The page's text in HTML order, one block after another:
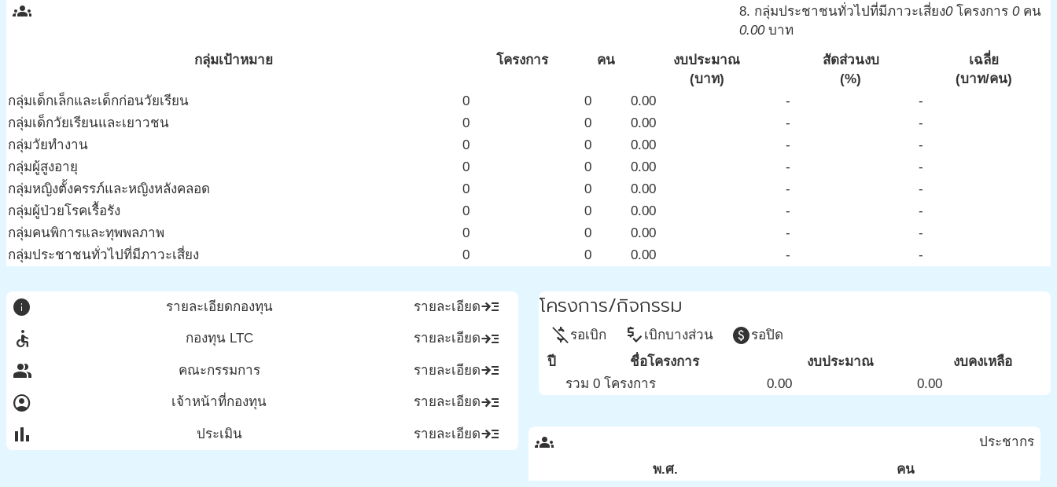
groups 8. กลุ่มประชาชนทั่วไปที่มีภาวะเสี่ยง0โครงการ 0คน
0.00บาท
กลุ่มเป้าหมาย
โครงการ คน
งบประมาณ
(บาท)
สัดส่วนงบ
(%)
เฉลี่ย
(บาท/คน)
กลุ่มเด็กเล็กและเด็กก่อนวัยเรียน
0 0 0.00 -
-
กลุ่มเด็กวัยเรียนและเยาวชน
0 0 0.00 -
-
กลุ่มวัยทำงาน
0 0 0.00 -
-
กลุ่มผู้สูงอายุ
0 0 0.00 -
-
กลุ่มหญิงตั้งครรภ์และหญิงหลังคลอด
0 0 0.00 -
-
กลุ่มผู้ป่วยโรคเรื้อรัง
0 0 0.00 -
-
กลุ่มคนพิการและทุพพลภาพ
0 0 0.00 -
-
กลุ่มประชาชนทั่วไปที่มีภาวะเสี่ยง
0 0 0.00 - -
โครงการ/กิจกรรม
money_off รอเบิก price_check เบิกบางส่วน paidรอปิด
ปี
ชื่อโครงการ งบประมาณ
งบคงเหลือ
รวม 0 โครงการ
0.00 0.00
info รายละเอียดกองทุน รายละเอียดread_more
accessible
กองทุน LTC รายละเอียดread_more
group
คณะกรรมการ รายละเอียดread_more
account_circle
เจ้าหน้าที่กองทุน รายละเอียดread_more
bar_chart
ประเมิน รายละเอียดread_more groups
ประชากร
พ.ศ.
คน